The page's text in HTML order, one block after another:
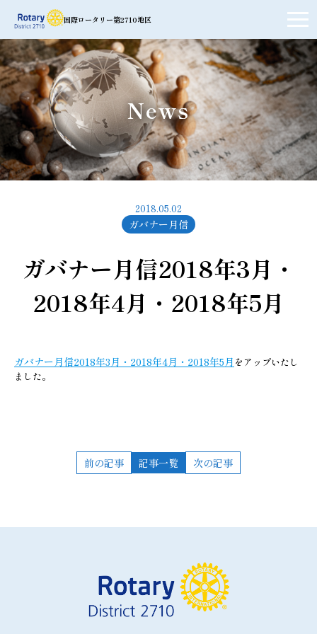
国際ロータリー第2710地区
News
2018.05.02
ガバナー月信
ガバナー月信2018年3月・
2018年4月・2018年5月
ガバナー月信2018年3月・2018年4月・2018年5月 をアップいたし
ました。
前の記事 記事一覧 次の記事